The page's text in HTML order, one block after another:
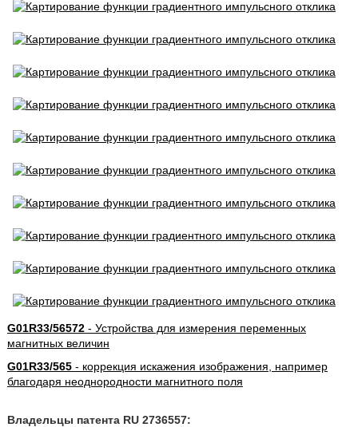
G01R33/56572- Устройства для измерения переменных
магнитных величин
G01R33/565- коррекция искажения изображения, например
благодаря неоднородности магнитного поля
Владельцы патента RU 2736557: